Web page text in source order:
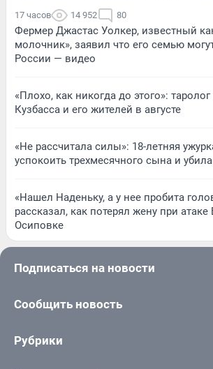
17 часов 14 952 80
Фермер Джастас Уолкер, известный
молочник», заявил что его семью
России — видео
«Плохо, как никогда до этого»:
Кузбасса и его жителей в августе
«Не рассчитала силы»: 18-летняя
успокоить трехмесячного сына и убила
«Нашел Наденьку, а у нее пробита
рассказал, как потерял жену при
Осиповке
Подписаться на новости
Сообщить новость
Рубрики